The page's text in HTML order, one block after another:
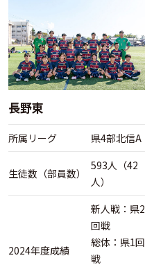
長野東
所属リーグ 県4部北信A
生徒数（部員数）
593人（42
人）
2024年度成績
新人戦：県2
回戦
総体：県1回
戦